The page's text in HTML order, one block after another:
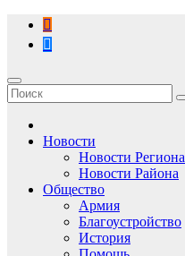
Перейти
содержимому
Новости
Новости Региона
Новости Района
Общество
Армия
Благоустройство
История